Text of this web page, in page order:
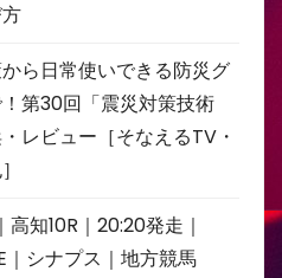
ら日常使いできる防災グ
第30回「震災対策技術
レビュー［そなえるTV・
高知10R｜20:20発走｜
｜シナプス｜地方競馬